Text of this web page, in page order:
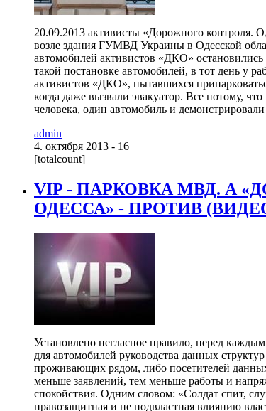
20.09.2013 активисты «Дорожного контроля.
возле здания ГУМВД Украины в Одесской
автомобилей активистов «ДКО»
такой постановке автомобилей, в тот день у
активистов «ДКО», пытавшихся
когда даже вызвали эвакуатор. Все потому,
человека, один автомобиль и
admin
4. октября 2013 - 16
[totalcount]
VIP - ПАРКОВКА МВД. А
ОДЕССА» - ПРОТИВ
Установлено негласное правило, перед
для автомобилей руководства данных
проживающих рядом, либо посетителей
меньше заявлений, тем меньше работы и
спокойствия. Одним словом: «Солдат спит,
правозащитная и не подвластная влиянию